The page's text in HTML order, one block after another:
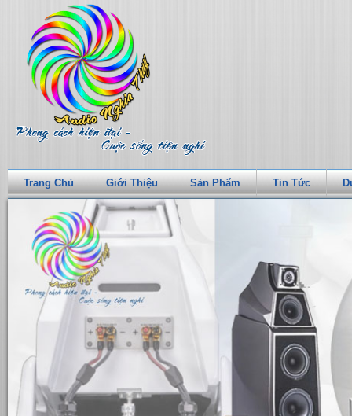
Trang Chủ Giới Thiệu Sản Phẩm Tin Tức